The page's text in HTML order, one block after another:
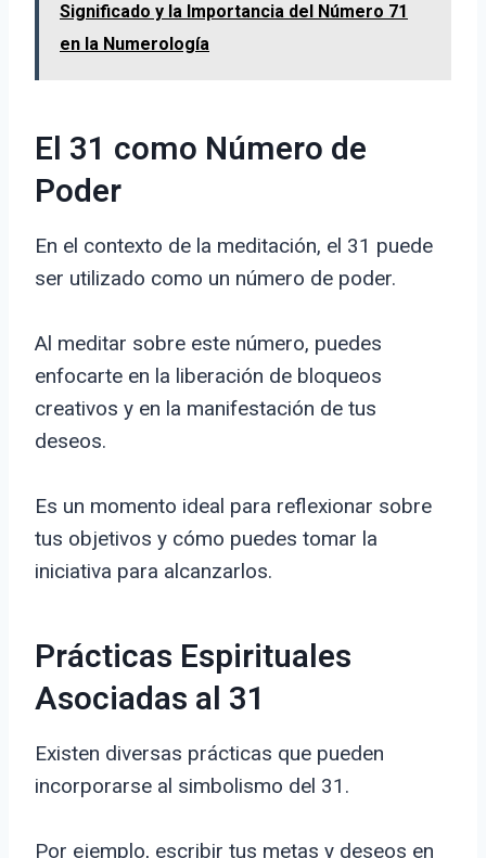
Significado y la Importancia del Número 71
en la Numerología
El 31 como Número de
Poder
En el contexto de la meditación, el 31 puede
ser utilizado como un número de poder.
Al meditar sobre este número, puedes
enfocarte en la liberación de bloqueos
creativos y en la manifestación de tus
deseos.
Es un momento ideal para reflexionar sobre
tus objetivos y cómo puedes tomar la
iniciativa para alcanzarlos.
Prácticas Espirituales
Asociadas al 31
Existen diversas prácticas que pueden
incorporarse al simbolismo del 31.
Por ejemplo, escribir tus metas y deseos en